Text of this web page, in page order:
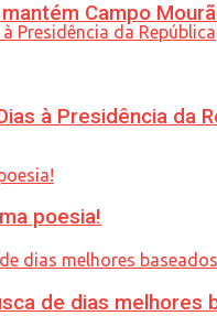
à Presidência da
Campo
poesia!
de dias